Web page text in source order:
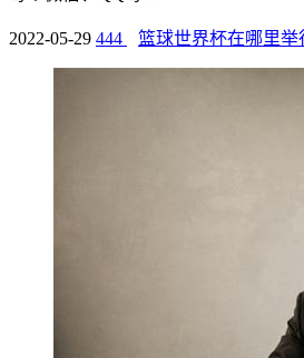
2022-05-29 444 篮球世界杯在哪里举